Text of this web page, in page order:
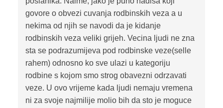
govore o obvezi cuvanja rodbinskih veza a u
nekima od njih se navodi da je kidanje
rodbinskih veza veliki grijeh. Vecina ljudi ne zna
sta se podrazumijeva pod rodbinske veze(selle
rahem) odnosno ko sve ulazi u kategoriju
rodbine s kojom smo strog obavezni odrzavati
veze. U ovo vrijeme kada ljudi nemaju vremena
ni za svoje najmilije molio bih da sto je moguce